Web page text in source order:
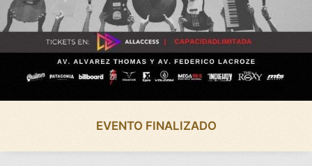
EVENTO FINALIZADO